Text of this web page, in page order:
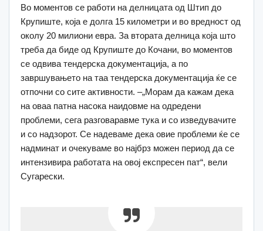
Во моментов се работи на делницата од Штип до
Крупиште, која е долга 15 километри и во вредност од
околу 20 милиони евра. За втората делница која што
треба да биде од Крупиште до Кочани, во моментов
се одвива тендерска документација, а по
завршувањето на таа тендерска документација ќе се
отпочни со сите активности. –„Морам да кажам дека
на оваа патна насока наидовме на одредени
проблеми, сега разговаравме тука и со изведувачите
и со надзорот. Се надеваме дека овие проблеми ќе се
надминат и очекуваме во најбрз можен период да се
интензивира работата на овој експресен пат“, вели
Сугарески.